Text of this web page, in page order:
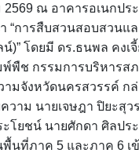
2569 ณ อาคารอเนกป
“การสืบสวนสอบสวนแ
)” โดยมี ดร.ธนพล คง
พืช กรรมการบริหารส
มจังหวัดนครสวรรค์ ก
วาม นายเจษฎา ปิยะสุ
โยชน์ นายศักดา ศิลป
นที่ภาค 5 และภาค 6 เ